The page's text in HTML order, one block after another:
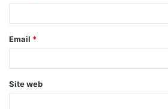
Email *
Site web